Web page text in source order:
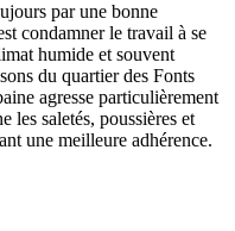
par une bonne
condamner le travail à se
humide et souvent
du quartier des Fonts
agresse particulièrement
les saletés, poussières et
une meilleure adhérence.